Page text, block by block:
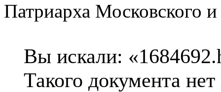
Патриарха Московского
Вы искали:
Такого документа